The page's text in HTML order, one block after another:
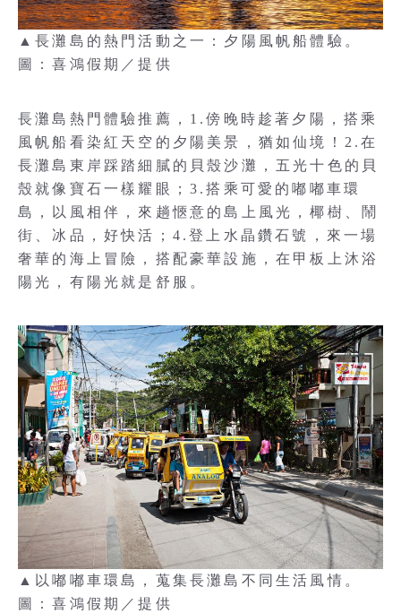
▲長灘島的熱門活動之一：夕陽風帆船體驗。
圖：喜鴻假期／提供
長灘島熱門體驗推薦，1.傍晚時趁著夕陽，搭乘
風帆船看染紅天空的夕陽美景，猶如仙境！2.在
長灘島東岸踩踏細膩的貝殼沙灘，五光十色的貝
殼就像寶石一樣耀眼；3.搭乘可愛的嘟嘟車環
島，以風相伴，來趟愜意的島上風光，椰樹、鬧
街、冰品，好快活；4.登上水晶鑽石號，來一場
奢華的海上冒險，搭配豪華設施，在甲板上沐浴
陽光，有陽光就是舒服。
▲以嘟嘟車環島，蒐集長灘島不同生活風情。
圖：喜鴻假期／提供